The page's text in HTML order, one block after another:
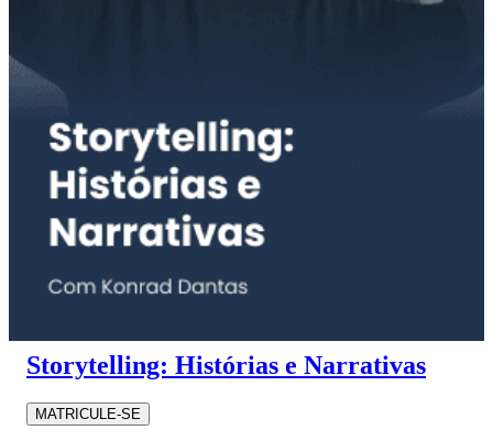
Storytelling: Histórias e Narrativas
MATRICULE-SE